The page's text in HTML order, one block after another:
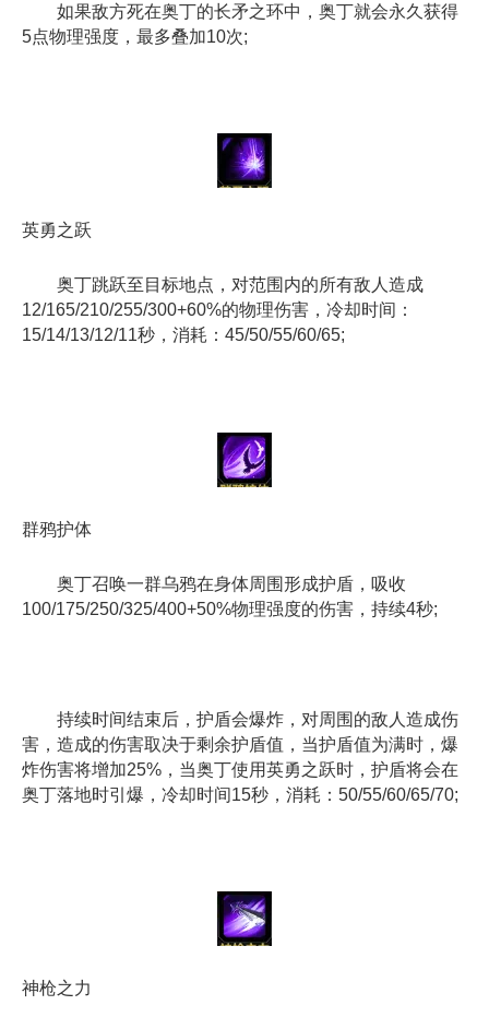
如果敌方死在奥丁的长矛之环中，奥丁就会永久获得
5点物理强度，最多叠加10次;
英勇之跃
奥丁跳跃至目标地点，对范围内的所有敌人造成
12/165/210/255/300+60%的物理伤害，冷却时间：
15/14/13/12/11秒，消耗：45/50/55/60/65;
群鸦护体
奥丁召唤一群乌鸦在身体周围形成护盾，吸收
100/175/250/325/400+50%物理强度的伤害，持续4秒;
持续时间结束后，护盾会爆炸，对周围的敌人造成伤
害，造成的伤害取决于剩余护盾值，当护盾值为满时，爆
炸伤害将增加25%，当奥丁使用英勇之跃时，护盾将会在
奥丁落地时引爆，冷却时间15秒，消耗：50/55/60/65/70;
神枪之力